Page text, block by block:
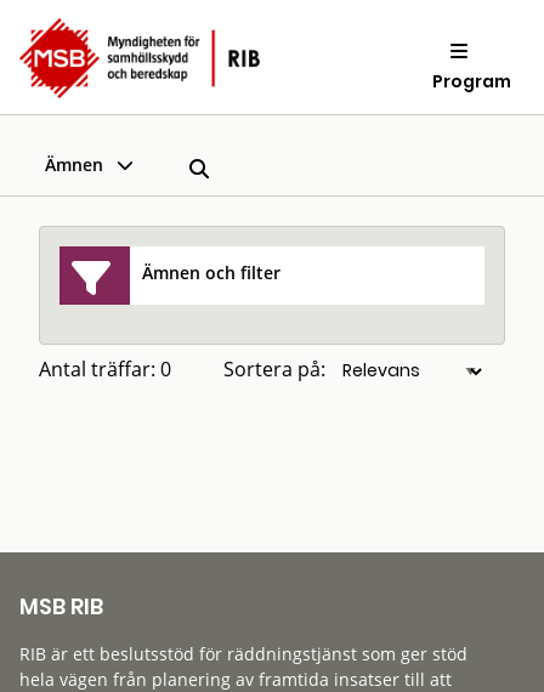
Program
Ämnen
Ämnen och filter
Antal träffar: 0 Sortera på:
MSB RIB
RIB är ett beslutsstöd för räddningstjänst som ger stöd
hela vägen från planering av framtida insatser till att